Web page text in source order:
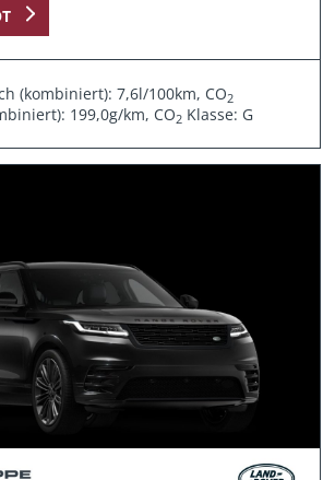
(kombiniert): 7,6l/100km, CO2
199,0g/km, CO2 Klasse: G